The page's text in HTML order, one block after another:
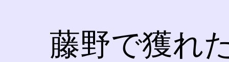
藤野で獲れ